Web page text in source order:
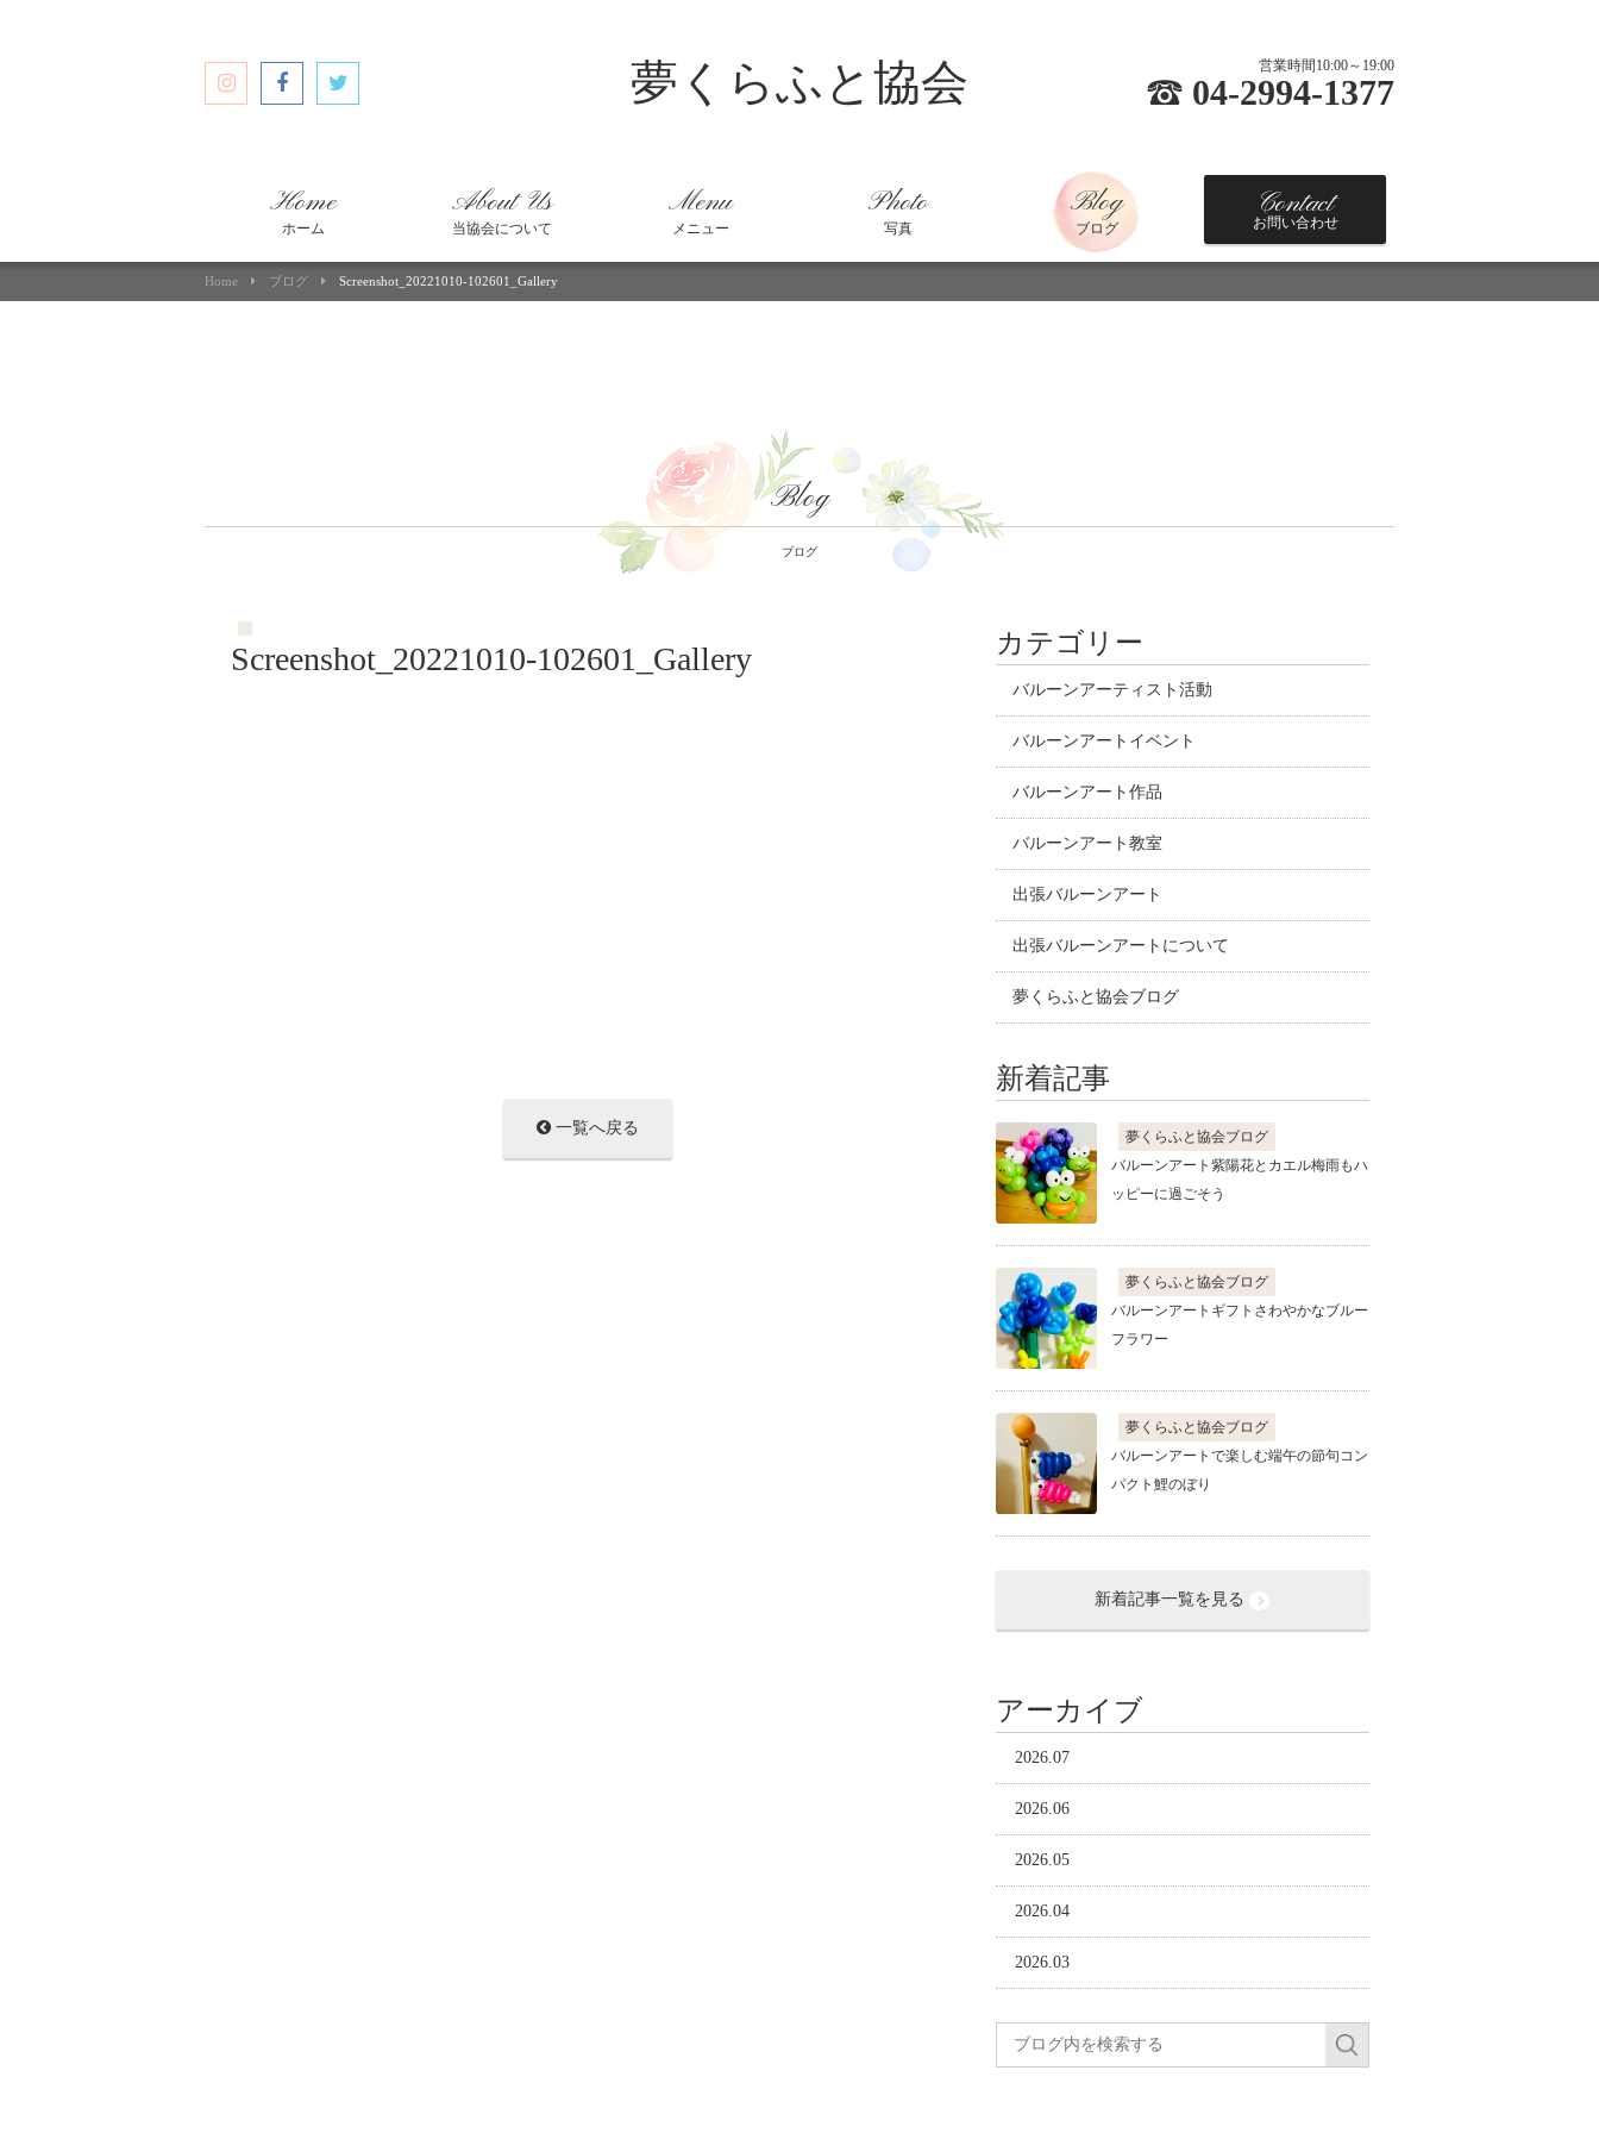
夢くらふと協会 営業時間10:00～19:00
04-2994-1377
Home
ホーム
About Us
当協会について
Menu
メニュー
Photo
写真
Blog
ブログ
Contact
お問い合わせ
Home ブログ Screenshot_20221010-102601_Gallery
Blog
ブログ
Screenshot_20221010-102601_Gallery
一覧へ戻る
カテゴリー
バルーンアーティスト活動
バルーンアートイベント
バルーンアート作品
バルーンアート教室
出張バルーンアート
出張バルーンアートについて
夢くらふと協会ブログ
新着記事
夢くらふと協会ブログ
バルーンアート紫陽花とカエル梅雨もハ
ッピーに過ごそう
夢くらふと協会ブログ
バルーンアートギフトさわやかなブルー
フラワー
夢くらふと協会ブログ
バルーンアートで楽しむ端午の節句コン
パクト鯉のぼり
新着記事一覧を見る
アーカイブ
2026.07
2026.06
2026.05
2026.04
2026.03